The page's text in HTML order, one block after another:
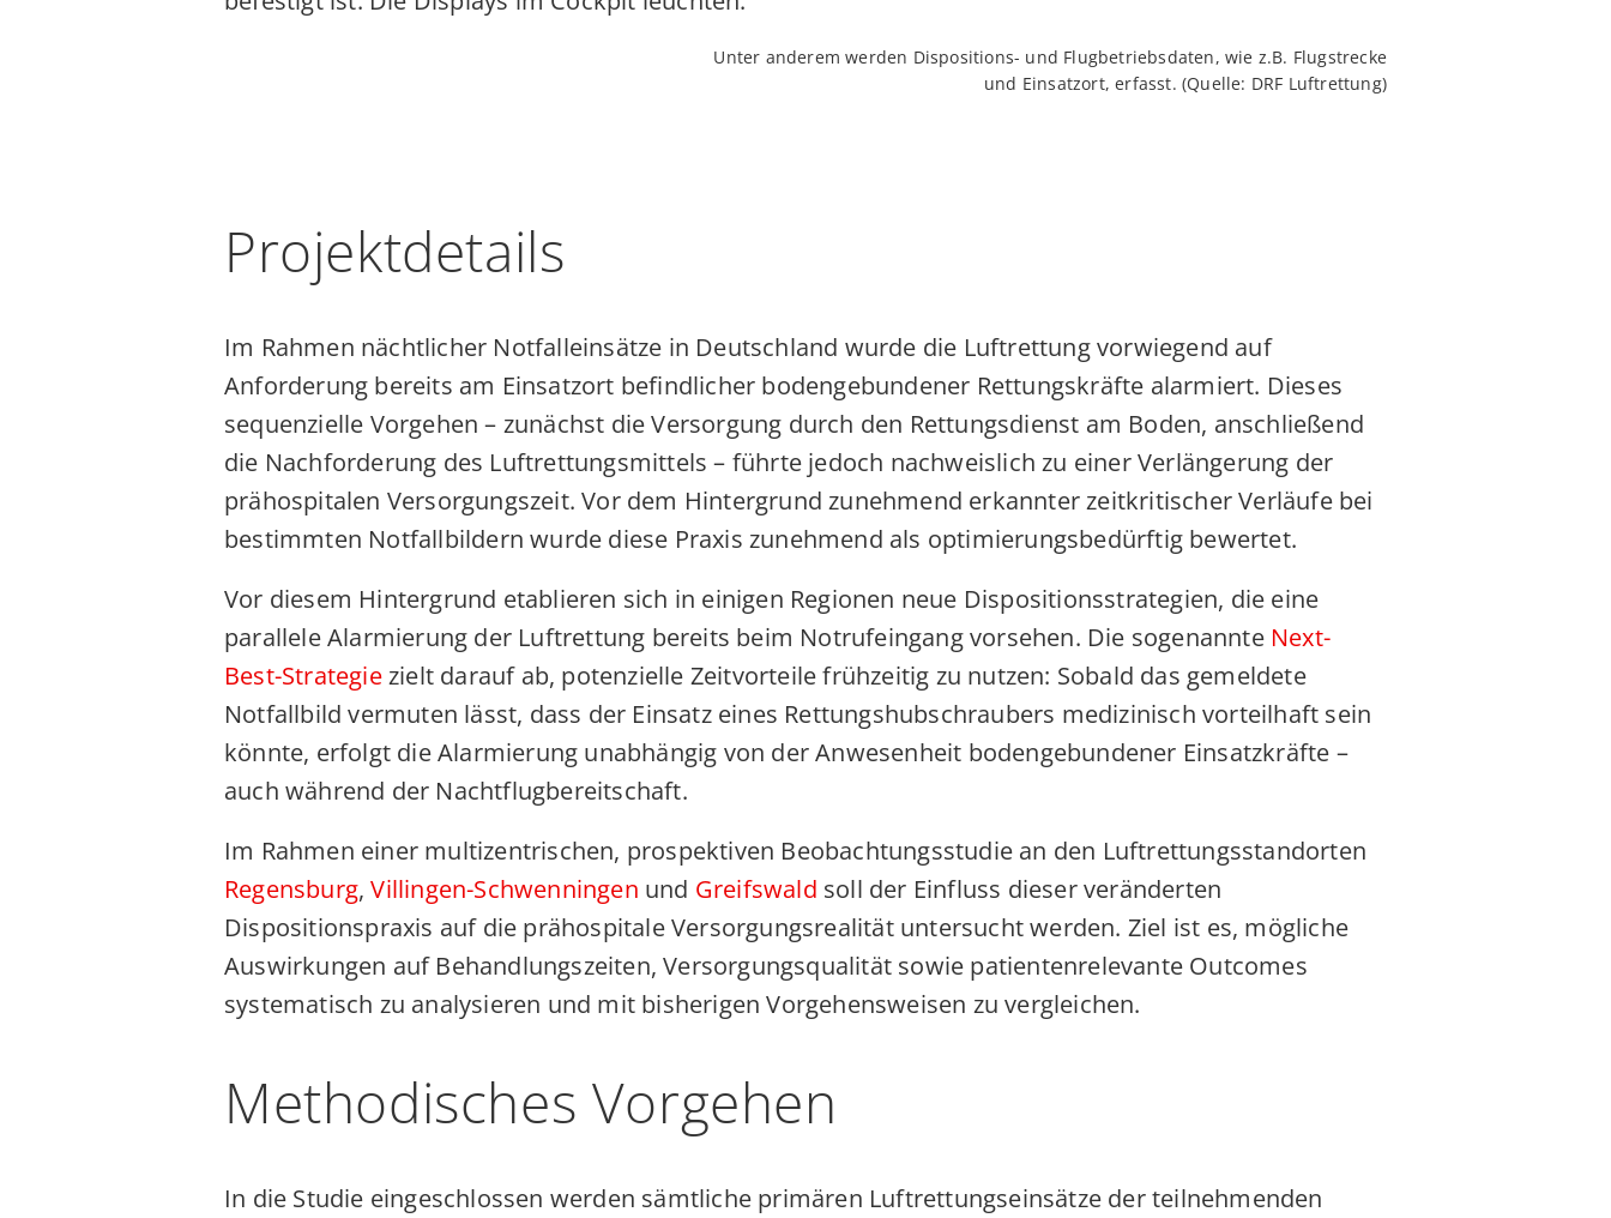
Unter anderem werden Dispositions- und Flugbetriebsdaten, wie z.B. Flugstrecke
und Einsatzort, erfasst. (Quelle: DRF Luftrettung)
Projektdetails
Im Rahmen nächtlicher Notfalleinsätze in Deutschland wurde die Luftrettung vorwiegend auf
Anforderung bereits am Einsatzort befindlicher bodengebundener Rettungskräfte alarmiert. Dieses
sequenzielle Vorgehen – zunächst die Versorgung durch den Rettungsdienst am Boden, anschließend
die Nachforderung des Luftrettungsmittels – führte jedoch nachweislich zu einer Verlängerung der
prähospitalen Versorgungszeit. Vor dem Hintergrund zunehmend erkannter zeitkritischer Verläufe bei
bestimmten Notfallbildern wurde diese Praxis zunehmend als optimierungsbedürftig bewertet.
Vor diesem Hintergrund etablieren sich in einigen Regionen neue Dispositionsstrategien, die eine
parallele Alarmierung der Luftrettung bereits beim Notrufeingang vorsehen. Die sogenannte Next-
Best-Strategiezielt darauf ab, potenzielle Zeitvorteile frühzeitig zu nutzen: Sobald das gemeldete
Notfallbild vermuten lässt, dass der Einsatz eines Rettungshubschraubers medizinisch vorteilhaft sein
könnte, erfolgt die Alarmierung unabhängig von der Anwesenheit bodengebundener Einsatzkräfte –
auch während der Nachtflugbereitschaft.
Im Rahmen einer multizentrischen, prospektiven Beobachtungsstudie an den Luftrettungsstandorten
Regensburg,Villingen-Schwenningen und Greifswald soll der Einfluss dieser veränderten
Dispositionspraxis auf die prähospitale Versorgungsrealität untersucht werden. Ziel ist es, mögliche
Auswirkungen auf Behandlungszeiten, Versorgungsqualität sowie patientenrelevante Outcomes
systematisch zu analysieren und mit bisherigen Vorgehensweisen zu vergleichen.
Methodisches Vorgehen
In die Studie eingeschlossen werden sämtliche primären Luftrettungseinsätze der teilnehmenden